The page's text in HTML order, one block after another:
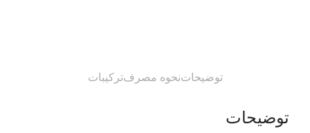
توضیحاتنحوه مصرفترکیبات
توضیحات